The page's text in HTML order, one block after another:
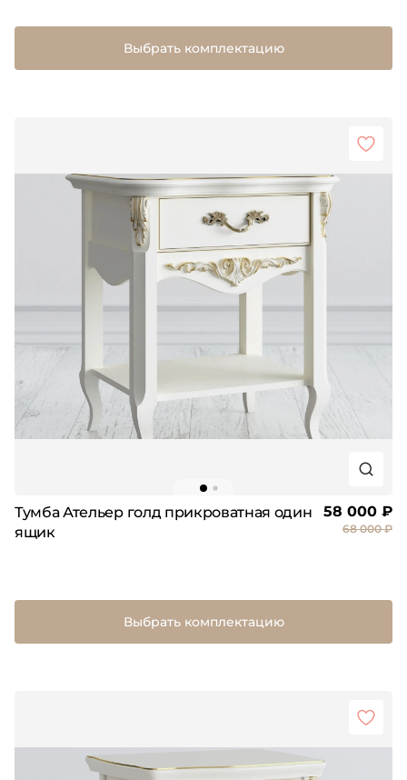
Выбрать комплектацию
Тумба Ательер голд прикроватная один
ящик
58 000 ₽
68 000 ₽
Выбрать комплектацию